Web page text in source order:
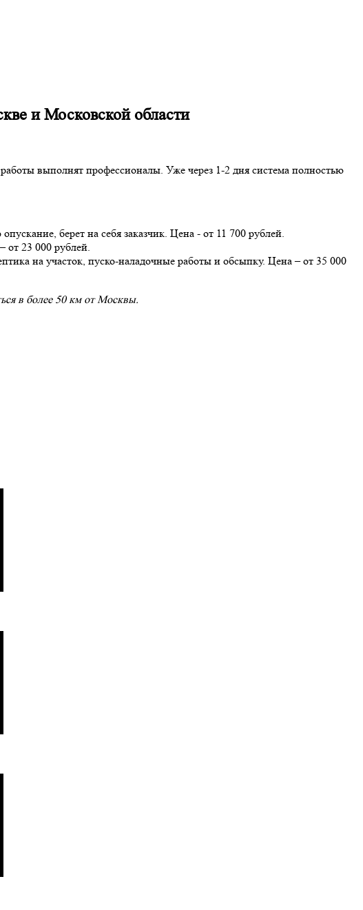
и Московской области
выполнят профессионалы. Уже через 1-2 дня система полностью
берет на себя заказчик. Цена - от 11 700 рублей.
от 23 000 рублей.
на участок, пуско-наладочные работы и обсыпку. Цена – от 35 000
в более 50 км от Москвы.